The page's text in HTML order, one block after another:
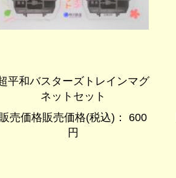
平和バスターズトレインマグ
ネットセット
販売価格販売価格(税込)： 600
円